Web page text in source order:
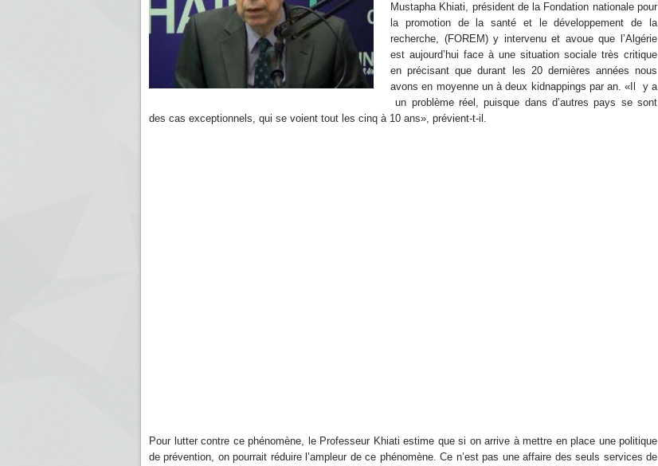
Mustapha Khiati, président de la Fondation nationale pour
la promotion de la santé et le développement de la
recherche, (FOREM) y intervenu et avoue que l’Algérie
est aujourd’hui face à une situation sociale très critique
en précisant que durant les 20 dernières années nous
avons en moyenne un à deux kidnappings par an. «Il y a
un problème réel, puisque dans d’autres pays se sont
des cas exceptionnels, qui se voient tout les cinq à 10 ans», prévient-t-il.
Pour lutter contre ce phénomène, le Professeur Khiati estime que si on arrive à mettre en place une politique
de prévention, on pourrait réduire l’ampleur de ce phénomène. Ce n’est pas une affaire des seuls services de